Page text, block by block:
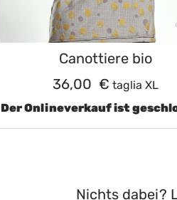
Canottiere bio
36,00 € taglia XL
Der Onlineverkauf ist
Nichts dabei?